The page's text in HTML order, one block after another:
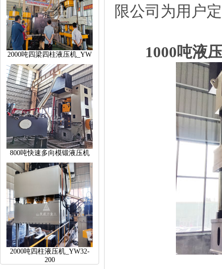
2000吨四梁四柱液压机_YW
800吨快速多向模锻液压机
2000吨四柱液压机_YW32-
200
限公司为用户
1000吨液压